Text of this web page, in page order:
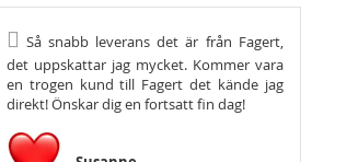
Så snabb leverans det är från Fagert,
det uppskattar jag mycket. Kommer vara
en trogen kund till Fagert det kände jag
direkt! Önskar dig en fortsatt fin dag!
tacka så
önska er